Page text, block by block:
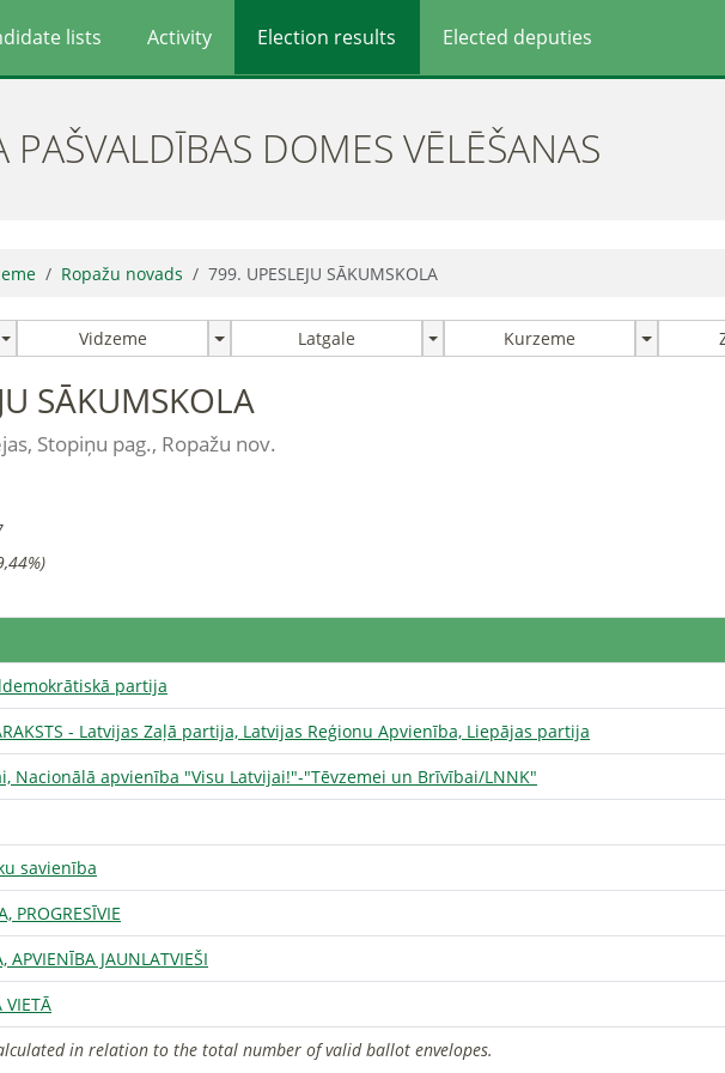
lists Activity Election results Elected deputies
DOMES VĒLĒŠANAS
Ropažu novads 799. UPESLEJU SĀKUMSKOLA
Vidzeme Latgale Kurzeme
SĀKUMSKOLA
Stopiņu pag., Ropažu nov.
partija
- Latvijas Zaļā partija, Latvijas Reģionu Apvienība, Liepājas partija
Nacionālā apvienība "Visu Latvijai!"-"Tēvzemei un Brīvībai/LNNK"
savienība
PROGRESĪVIE
APVIENĪBA JAUNLATVIEŠI
VIETĀ
in relation to the total number of valid ballot envelopes.